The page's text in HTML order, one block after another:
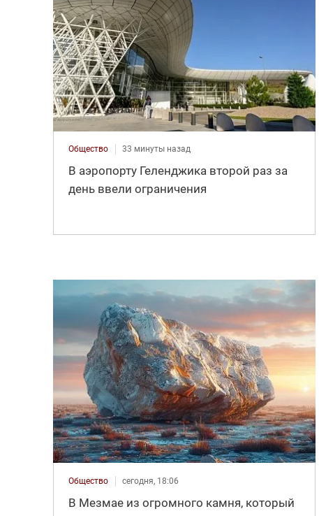
Общество 33 минуты назад
В аэропорту Геленджика второй раз за
день ввели ограничения
Общество сегодня, 18:06
В Мезмае из огромного камня, который